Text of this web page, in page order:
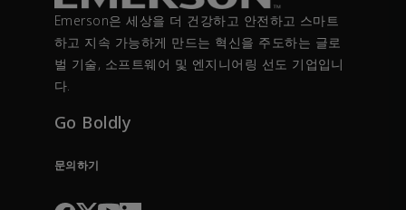
Emerson은 세상을 더 건강하고 안전하고 스마트
하고 지속 가능하게 만드는 혁신을 주도하는 글로
벌 기술, 소프트웨어 및 엔지니어링 선도 기업입니
다.
Go Boldly
문의하기